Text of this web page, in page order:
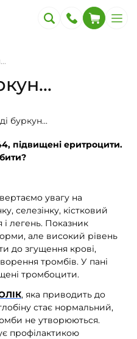
підвищені еритроцити.
увагу на
селезінку, кістковий
легень. Показник
але високий рівень
до згущення крові,
тромбів. У пані
тромбоцити.
, яка приводить до
стає нормальний,
не утворюються.
профілактикою